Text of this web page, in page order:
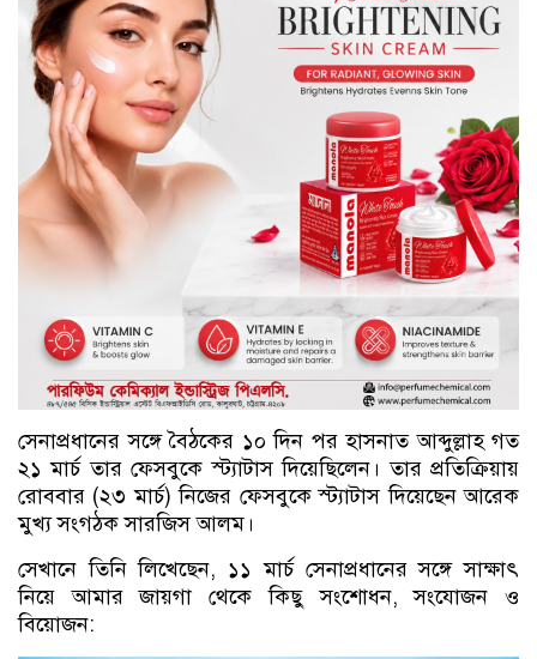
সেনাপ্রধানের সঙ্গে বৈঠকের ১০ দিন পর হাসনাত আব্দুল্লাহ গত
২১ মার্চ তার ফেসবুকে স্ট্যাটাস দিয়েছিলেন। তার প্রতিক্রিয়ায়
রোববার (২৩ মার্চ) নিজের ফেসবুকে স্ট্যাটাস দিয়েছেন আরেক
মুখ্য সংগঠক সারজিস আলম।
সেখানে তিনি লিখেছেন, ১১ মার্চ সেনাপ্রধানের সঙ্গে সাক্ষাৎ
নিয়ে আমার জায়গা থেকে কিছু সংশোধন, সংযোজন ও
বিয়োজন: